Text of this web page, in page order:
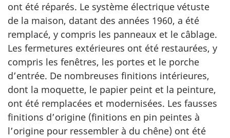
ont été réparés. Le système électrique vétuste
de la maison, datant des années 1960, a été
remplacé, y compris les panneaux et le câblage.
Les fermetures extérieures ont été restaurées, y
compris les fenêtres, les portes et le porche
d’entrée. De nombreuses finitions intérieures,
dont la moquette, le papier peint et la peinture,
ont été remplacées et modernisées. Les fausses
finitions d’origine (finitions en pin peintes à
l’origine pour ressembler à du chêne) ont été